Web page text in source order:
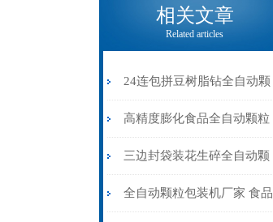
相关文章
Related articles
24连包拼豆树脂钻全自动颗
粒包装机高精度防静电
高精度膨化食品全自动颗粒
包装机15-35克\包
三边封袋装花生碎全自动颗
粒包装机1000克\包
全自动颗粒包装机厂家 食品